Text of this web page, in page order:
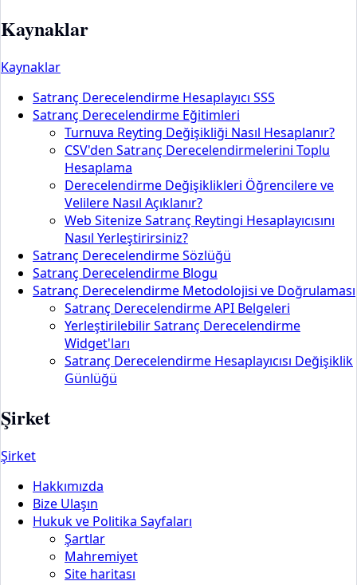
Kaynaklar
Kaynaklar
Satranç Derecelendirme Hesaplayıcı SSS
Satranç Derecelendirme Eğitimleri
Turnuva Reyting Değişikliği Nasıl Hesaplanır?
CSV'den Satranç Derecelendirmelerini Toplu
Hesaplama
Derecelendirme Değişiklikleri Öğrencilere ve
Velilere Nasıl Açıklanır?
Web Sitenize Satranç Reytingi Hesaplayıcısını
Nasıl Yerleştirirsiniz?
Satranç Derecelendirme Sözlüğü
Satranç Derecelendirme Blogu
Satranç Derecelendirme Metodolojisi ve Doğrulaması
Satranç Derecelendirme API Belgeleri
Yerleştirilebilir Satranç Derecelendirme
Widget'ları
Satranç Derecelendirme Hesaplayıcısı Değişiklik
Günlüğü
Şirket
Şirket
Hakkımızda
Bize Ulaşın
Hukuk ve Politika Sayfaları
Şartlar
Mahremiyet
Site haritası